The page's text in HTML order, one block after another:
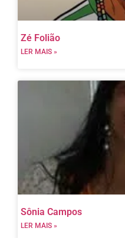
Zé Folião
LER MAIS »
Sônia Campos
LER MAIS »